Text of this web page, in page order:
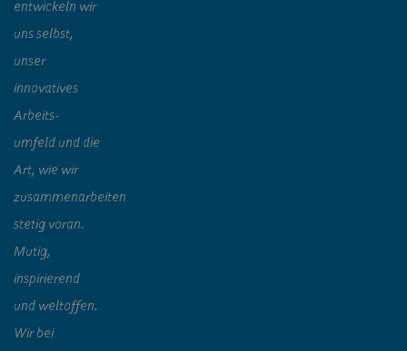
entwickeln wir
uns selbst,
unser
innovatives
Arbeits-
umfeld und die
Art, wie wir
zusammenarbeiten
stetig voran.
Mutig,
inspirierend
und weltoffen.
Wir bei